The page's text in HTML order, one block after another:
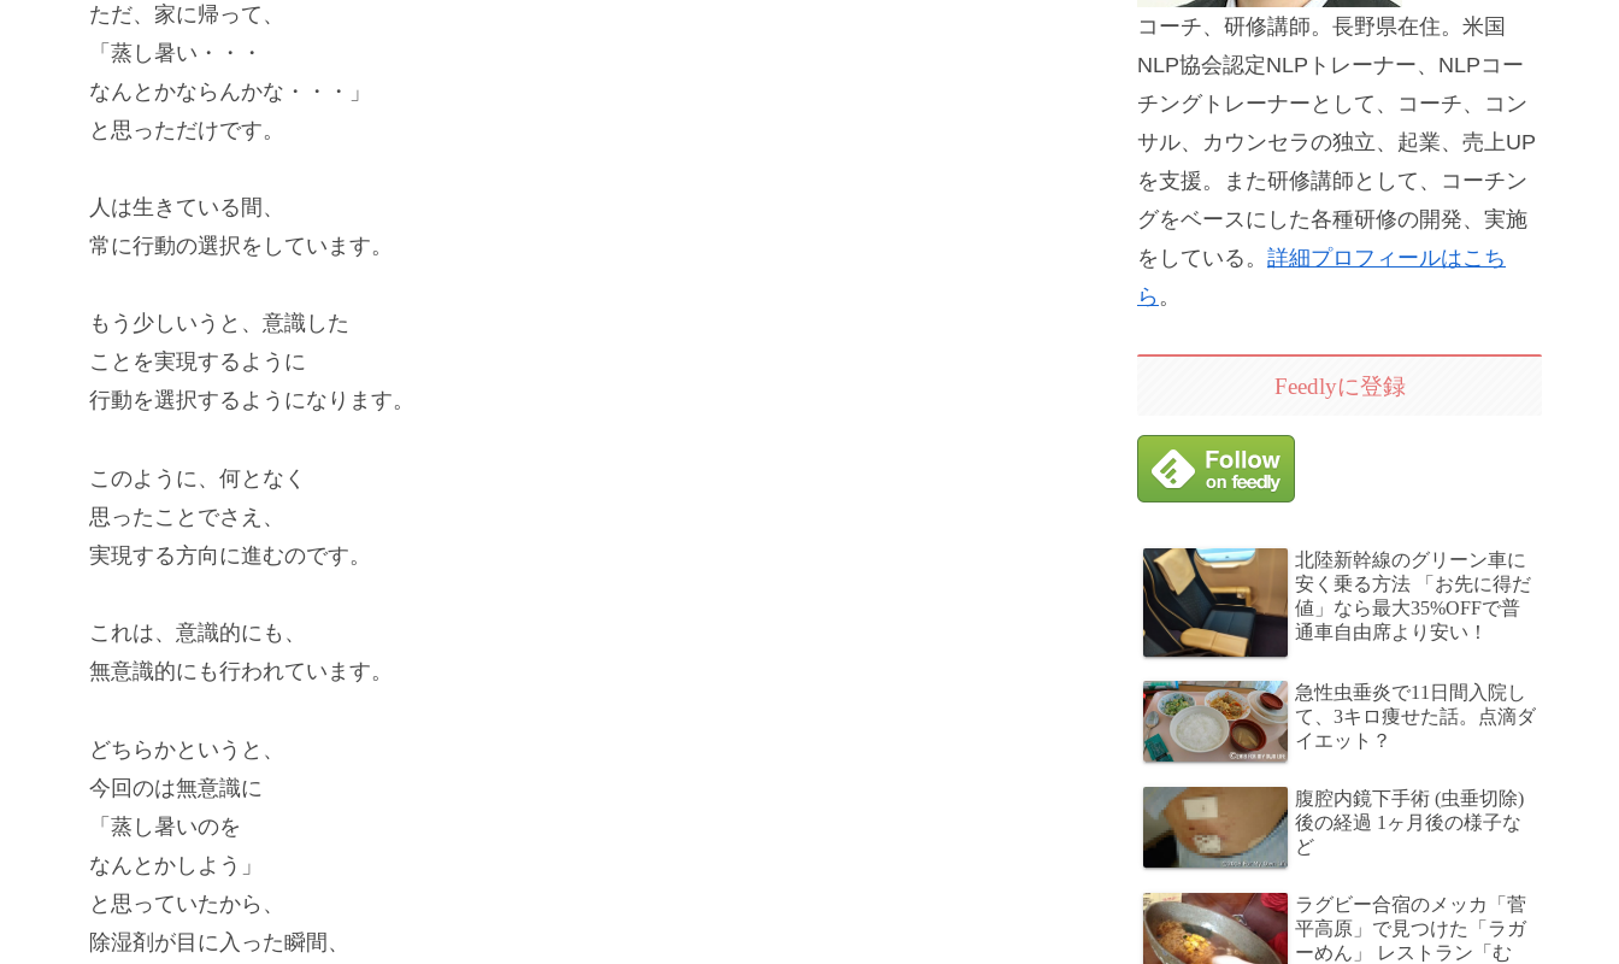
ただ、家に帰って、
「蒸し暑い・・・
なんとかならんかな・・・」
と思っただけです。
人は生きている間、
常に行動の選択をしています。
もう少しいうと、意識した
ことを実現するように
行動を選択するようになります。
このように、何となく
思ったことでさえ、
実現する方向に進むのです。
これは、意識的にも、
無意識的にも行われています。
どちらかというと、
今回のは無意識に
「蒸し暑いのを
なんとかしよう」
と思っていたから、
除湿剤が目に入った瞬間、
コーチ、研修講師。長野県在住。米国
NLP協会認定NLPトレーナー、NLPコー
チングトレーナーとして、コーチ、コン
サル、カウンセラの独立、起業、売上UP
を支援。また研修講師として、コーチン
グをベースにした各種研修の開発、実施
をしている。 詳細プロフィールはこち
ら 。
Feedlyに登録
北陸新幹線のグリーン車に
安く乗る方法 「お先に得だ
値」なら最大35%OFFで普
通車自由席より安い！
急性虫垂炎で11日間入院し
て、3キロ痩せた話。点滴ダ
イエット？
腹腔内鏡下手術 (虫垂切除)
後の経過 1ヶ月後の様子な
ど
ラグビー合宿のメッカ「菅
平高原」で見つけた「ラガ
ーめん」 レストラン「む